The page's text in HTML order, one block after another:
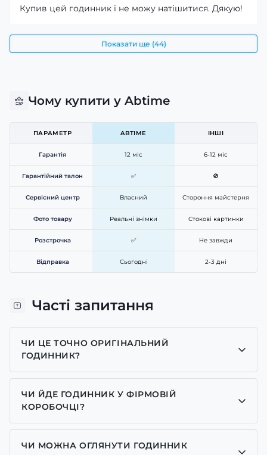
супутником для роботи, прогулянок, занять спортом і
технологій, тривалої автономної роботи та гарантії 12
місяців робить цю модель чудовим вибором для
Купив цей годинник і не можу натішитися. Дякую!
Показати ще (44)
Чому купити у Abtime
ПАРАМЕТР ABTIME ІНШІ
Гарантія 12 міс 6-12 міс
Гарантійний талон ✅ 🚫
Сервісний центр Власний Стороння майстерня
Фото товару Реальні знімки Стокові картинки
Розстрочка ✅ Не завжди
Відправка Сьогодні 2-3 дні
Часті запитання
ЧИ ЦЕ ТОЧНО ОРИГІНАЛЬНИЙ
ГОДИННИК?
Так, усі годинники у нас лише оригінальні, ми є
представником багатьох брендів.
ЧИ ЙДЕ ГОДИННИК У ФІРМОВІЙ
КОРОБОЧЦІ?
Для годинників бренду Casio, Pagani Design,
GUARDO та GOODYEAR додаємо фірмові
ЧИ МОЖНА ОГЛЯНУТИ ГОДИННИК